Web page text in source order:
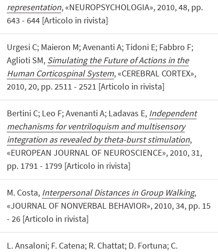
representation, «NEUROPSYCHOLOGIA», 2010, 48, pp.
643 - 644 [Articolo in rivista]
Urgesi C; Maieron M; Avenanti A; Tidoni E; Fabbro F;
Aglioti SM, Simulating the Future of Actions in the
Human Corticospinal System, «CEREBRAL CORTEX»,
2010, 20, pp. 2511 - 2521 [Articolo in rivista]
Bertini C; Leo F; Avenanti A; Ladavas E, Independent
mechanisms for ventriloquism and multisensory
integration as revealed by theta-burst stimulation,
«EUROPEAN JOURNAL OF NEUROSCIENCE», 2010, 31,
pp. 1791 - 1799 [Articolo in rivista]
M. Costa, Interpersonal Distances in Group Walking,
«JOURNAL OF NONVERBAL BEHAVIOR», 2010, 34, pp. 15
- 26 [Articolo in rivista]
L. Ansaloni; F. Catena; R. Chattat; D. Fortuna; C.